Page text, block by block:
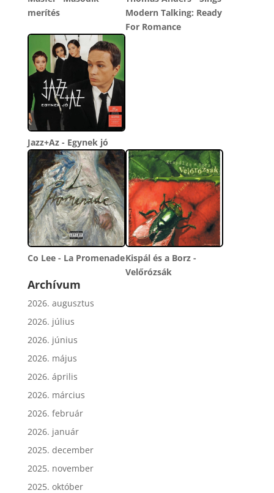
merítés
Modern Talking: Ready
For Romance
Jazz+Az - Egynek jó
Co Lee - La PromenadeKispál és a Borz -
Velőrózsák
Archívum
2026. augusztus
2026. július
2026. június
2026. május
2026. április
2026. március
2026. február
2026. január
2025. december
2025. november
2025. október